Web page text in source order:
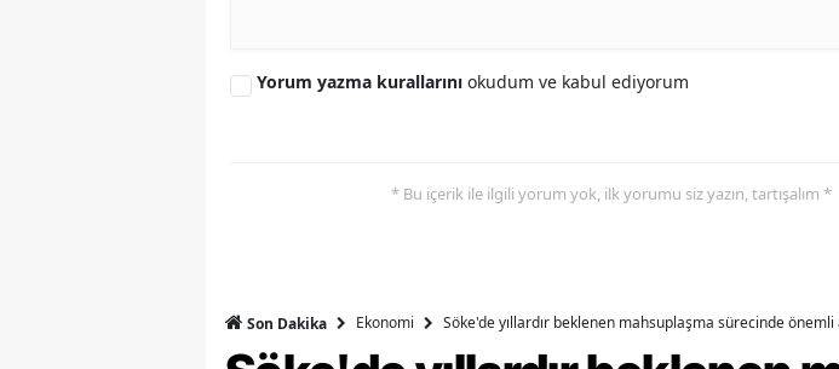
Uşak
Van
Yorum yazma kurallarını okudum ve kabul ediyorum
* Bu içerik ile ilgili yorum yok, ilk yorumu siz yazın, tartışalım *
Son Dakika Ekonomi Söke'de yıllardır beklenen mahsuplaşma sürecinde önemli